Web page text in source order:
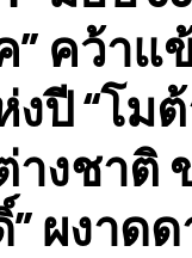
” คว้าแ
ปี “โม
างชาติ
ผงาดด